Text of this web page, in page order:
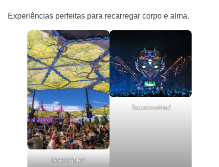
Experiências perfeitas para recarregar corpo e alma.
Glastonbury
Tomorrowland